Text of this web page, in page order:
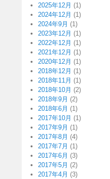
2025年12月 (1)
2024年12月 (1)
2024年9月 (1)
2023年12月 (1)
2022年12月 (1)
2021年12月 (1)
2020年12月 (1)
2018年12月 (1)
2018年11月 (1)
2018年10月 (2)
2018年9月 (2)
2018年6月 (1)
2017年10月 (1)
2017年9月 (1)
2017年8月 (4)
2017年7月 (1)
2017年6月 (3)
2017年5月 (2)
2017年4月 (3)